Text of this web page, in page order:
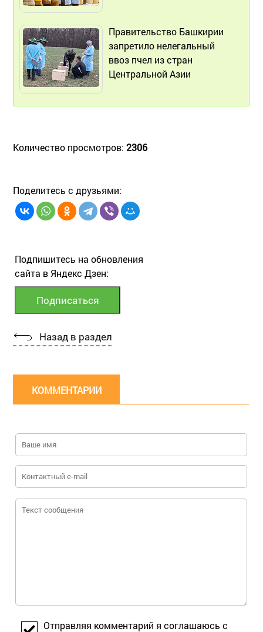
Правительство Башкирии
запретило нелегальный
ввоз пчел из стран
Центральной Азии
Количество просмотров: 2306
Поделитесь с друзьями:
Подпишитесь на обновления
сайта в Яндекс Дзен:
Назад в раздел
КОММЕНТАРИИ
Отправляя комментарий я соглашаюсь с